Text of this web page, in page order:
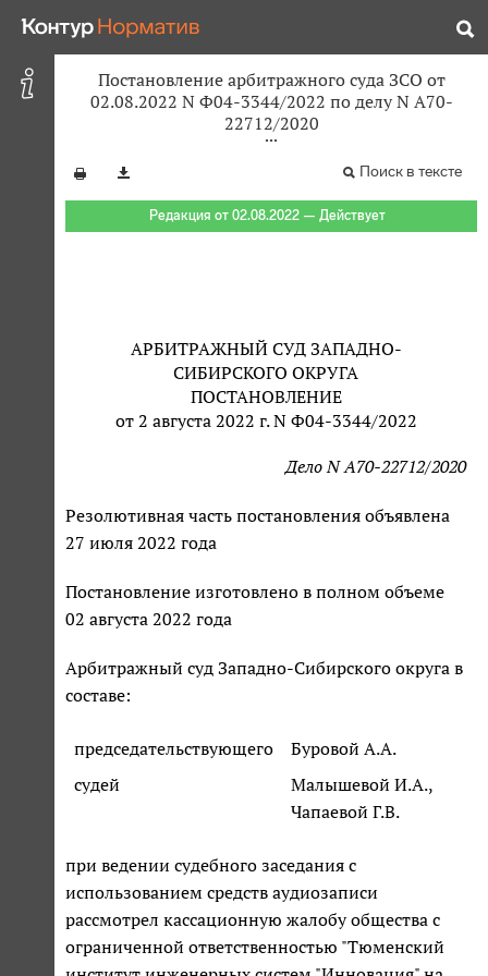
Постановление арбитражного суда ЗСО от
02.08.2022 N Ф04-3344/2022 по делу N А70-
22712/2020
Поиск в тексте
Редакция от 02.08.2022 — Действует
АРБИТРАЖНЫЙ СУД ЗАПАДНО-
СИБИРСКОГО ОКРУГА
ПОСТАНОВЛЕНИЕ
от 2 августа 2022 г. N Ф04-3344/2022
Дело N А70-22712/2020
Резолютивная часть постановления объявлена
27 июля 2022 года
Постановление изготовлено в полном объеме
02 августа 2022 года
Арбитражный суд Западно-Сибирского округа в
составе:
председательствующего
Буровой А.А.
судей
Малышевой И.А.,
Чапаевой Г.В.
при ведении судебного заседания с
использованием средств аудиозаписи
рассмотрел кассационную жалобу общества с
ограниченной ответственностью "Тюменский